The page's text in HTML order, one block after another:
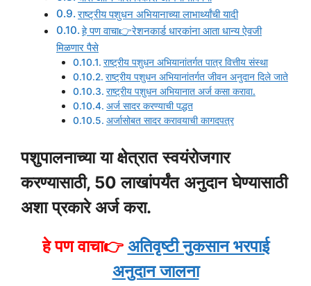
राष्ट्रीय पशुधन अभियानाच्या लाभार्थ्यांची यादी
हे पण वाचा👉रेशनकार्ड धारकांना आता धान्य ऐवजी
मिळणार पैसे
राष्ट्रीय पशुधन अभियानांतर्गत पात्र वित्तीय संस्था
राष्ट्रीय पशुधन अभियानांतर्गत जीवन अनुदान दिले जाते
राष्ट्रीय पशुधन अभियानात अर्ज कसा करावा.
अर्ज सादर करण्याची पद्धत
अर्जासोबत सादर करावयाची कागदपत्र
पशुपालनाच्या या क्षेत्रात स्वयंरोजगार
करण्यासाठी, 50लाखांपर्यंत अनुदान घेण्यासाठी
अशा प्रकारे अर्ज करा.
हे पण वाचा👉 अतिवृष्टी नुकसान भरपाई
अनुदान जालना